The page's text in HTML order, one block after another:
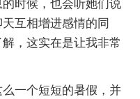
时候，也会听她们说
互相增进感情的同
，这实在是让我非常
一个短短的暑假，并